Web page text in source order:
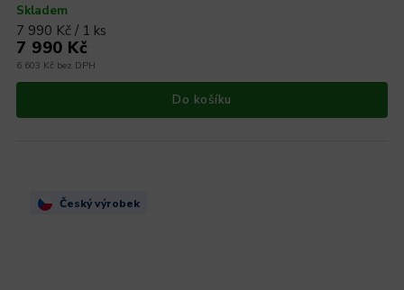
Skladem
6 603 Kč bez DPH
7 990 Kč
7 990 Kč / 1 ks
Do košíku
Český výrobek